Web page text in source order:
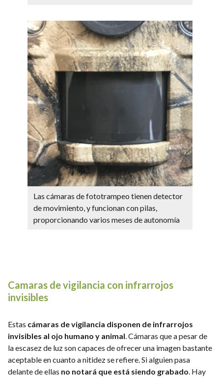
Las cámaras de fototrampeo tienen detector
de movimiento, y funcionan con pilas,
proporcionando varios meses de autonomía
Camaras de vigilancia con infrarrojos
invisibles
Estas cámaras de vigilancia disponen de infrarrojos
invisibles al ojo humano y animal. Cámaras que a pesar de
la escasez de luz son capaces de ofrecer una imagen bastante
aceptable en cuanto a nitidez se refiere. Si alguien pasa
delante de ellas no notará que está siendo grabado. Hay